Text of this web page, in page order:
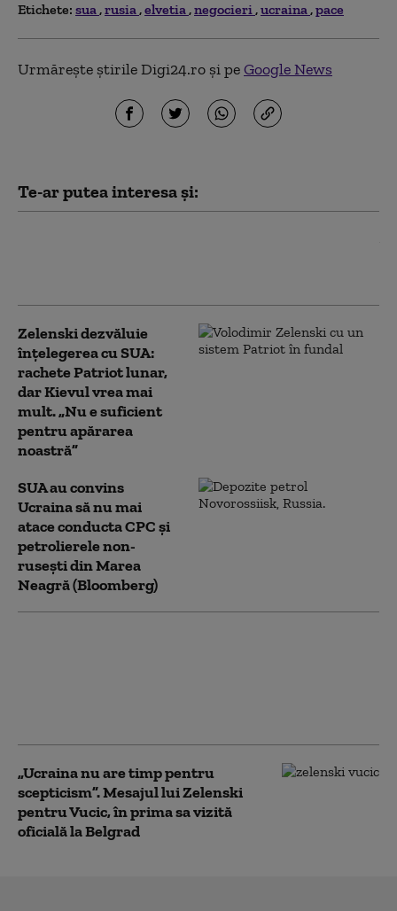
Etichete: sua rusia elvetia negocieri ucraina pace
Urmărește știrile Digi24.ro și peGoogle News
Te-ar putea interesa și:
Zelenski dezvăluie
înțelegerea cu SUA:
rachete Patriot lunar,
dar Kievul vrea mai
mult. „Nu e suficient
pentru apărarea
noastră”
SUA au convins
Ucraina să nu mai
atace conducta CPC şi
petrolierele non-
ruseşti din Marea
Neagră (Bloomberg)
„Ucraina nu are timp pentru
scepticism”. Mesajul lui Zelenski
pentru Vucic, în prima sa vizită
oficială la Belgrad